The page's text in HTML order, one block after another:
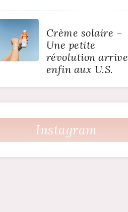
Crème solaire –
Une petite
révolution arrive
enfin aux U.S.
Instagram